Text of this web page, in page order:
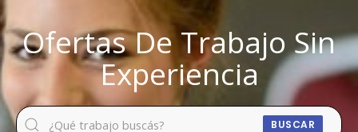
Ofertas De Trabajo Sin
Experiencia
BUSCAR